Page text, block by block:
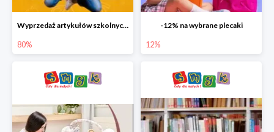
Wyprzedaż artykułów szkolnych w Smyku do -80%
80%
-12% na wybrane plecaki
12%